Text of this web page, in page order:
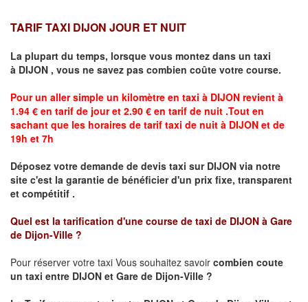
TARIF TAXI DIJON JOUR ET NUIT
La plupart du temps, lorsque vous montez dans un taxi
à DIJON , vous ne savez pas combien coûte votre course.
Pour un aller simple un kilomètre en taxi à DIJON revient à
1.94 € en tarif de jour et 2.90 € en tarif de nuit .Tout en
sachant que les horaires de tarif taxi de nuit à DIJON et de
19h et 7h
Déposez votre demande de devis taxi sur DIJON via notre
site c'est la garantie de bénéficier d'un prix fixe, transparent
et compétitif .
Quel est la tarification d'une course de taxi de DIJON à Gare
de Dijon-Ville ?
Pour réserver votre taxi Vous souhaitez savoir combien coute
un taxi entre DIJON et Gare de Dijon-Ville ?